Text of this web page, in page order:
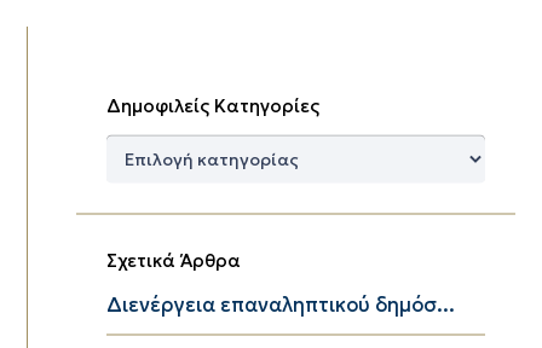
Δημοφιλείς Κατηγορίες
Δημοφιλείς
Σχετικά Άρθρα
Διενέργεια επαναληπτικού δημόσ...